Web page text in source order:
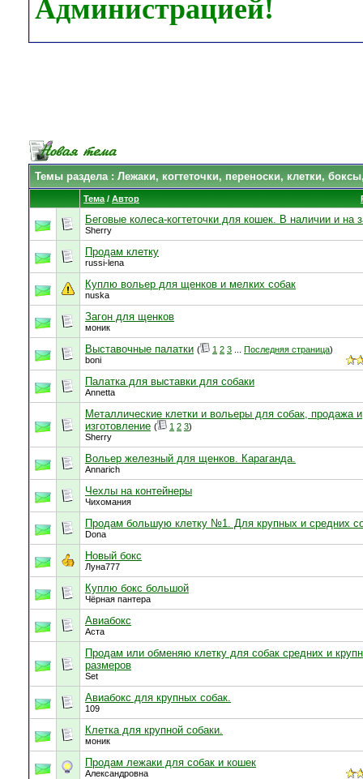
Администрацией!
Темы раздела: Лежаки, когтеточки, переноски, клетки,
Тема / Автор
Беговые колеса-когтеточки для кошек. В наличии и на
Sherry
Продам клетку
russi-lena
Куплю вольер для щенков и мелких собак
nuska
Загон для щенков
моник
Выставочные палатки ( 1 2 3 Последняя страница)
boni
Палатка для выставки для собаки
Annetta
Металлические клетки и вольеры для собак, продажа и
изготовление ( 1 2 3)
Sherry
Вольер железный для щенков. Караганда.
Annarich
Чехлы на контейнеры
Чихомания
Продам большую клетку №1. Для крупных и средних
Dona
Новый бокс
Луна777
Куплю бокс большой
Чёрная пантера
Авиабокс
Аста
Продам или обменяю клетку для собак средних и
размеров
Set
Авиабокс для крупных собак.
109
Клетка для крупной собаки.
моник
Продам лежаки для собак и кошек
Александровна